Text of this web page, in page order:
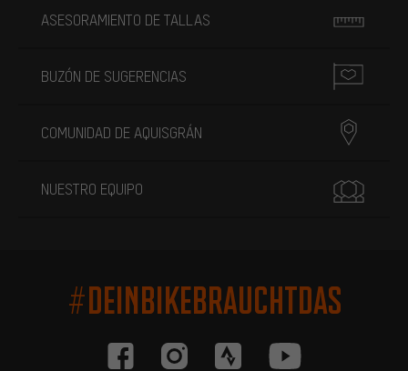
ASESORAMIENTO DE TALLAS
BUZÓN DE SUGERENCIAS
COMUNIDAD DE AQUISGRÁN
NUESTRO EQUIPO
#DEINBIKEBRAUCHTDAS